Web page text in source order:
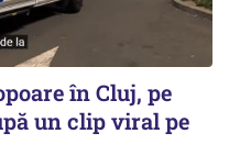
în Cluj, pe
un clip viral pe